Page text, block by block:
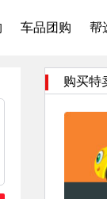
车品团购 帮
购买特